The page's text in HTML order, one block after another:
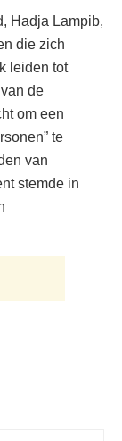
Hadja Lampib,
die zich
leiden tot
de
om een
te
van
stemde in